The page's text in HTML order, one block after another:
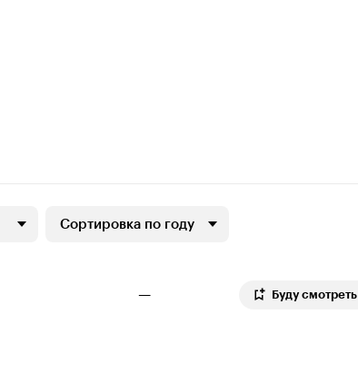
Сортировка по году
— Буду смотреть